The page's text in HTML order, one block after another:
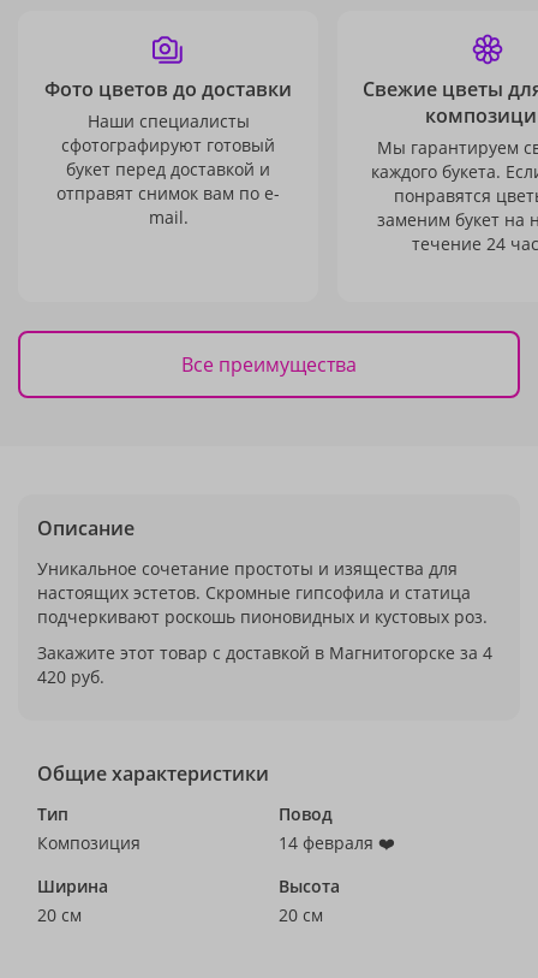
Фото цветов до доставки
Наши специалисты
сфотографируют готовый
букет перед доставкой и
отправят снимок вам по e-
mail.
Свежие цветы
Мы гарантируем
каждого букета.
понравятся
заменим букет на
течение 24
Все преимущества
Описание
Уникальное сочетание простоты и изящества для
настоящих эстетов. Скромные гипсофила и статица
подчеркивают роскошь пионовидных и кустовых роз.
Закажите этот товар с доставкой в Магнитогорске за 4
420 руб.
Общие характеристики
Тип
Композиция
Повод
14 февраля ❤️
Ширина
20 см
Высота
20 см